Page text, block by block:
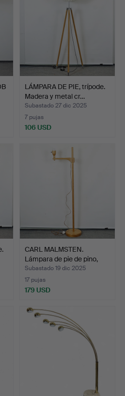
LÁMPARA DE PIE, trípode.
Madera y metal cr…
Subastado 27 dic 2025
7 pujas
106 USD
CARL MALMSTEN.
Lámpara de pie de pino,
«St…
Subastado 19 dic 2025
17 pujas
179 USD